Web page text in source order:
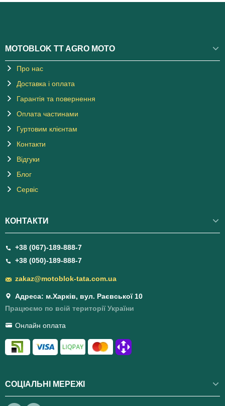
MOTOBLOK TT AGRO MOTO
Про нас
Доставка і оплата
Гарантія та повернення
Оплата частинами
Гуртовим клієнтам
Контакти
Відгуки
Блог
Сервіс
КОНТАКТИ
+38 (067)-189-888-7
+38 (050)-189-888-7
zakaz@motoblok-tata.com.ua
Адреса: м.Харків, вул. Раєвської 10
Працюємо по всій території України
Онлайн оплата
СОЦІАЛЬНІ МЕРЕЖІ